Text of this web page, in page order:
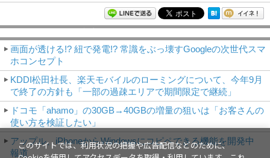
画面が透ける!? 紐で発電!? 常識をぶっ壊すGoogleの次世代スマ
ホコンセプト
KDDI松田社長、楽天モバイルのローミングについて、今年9月
で終了の方針も「一部の過疎エリアで期間限定で継続」
ドコモ「ahamo」の30GB→40GBの増量の狙いは「お客さんの
使い方を検証したい」
アップル、iPhoneからWindowsにコピペできる機能を開発中
報道
このサイトでは、利用状況の把握や広告配信などのために、